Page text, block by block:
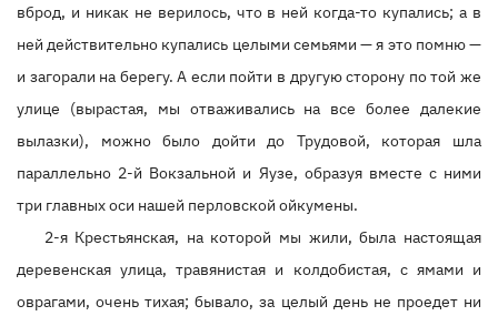
вброд, и никак не верилось, что в ней когда-то купались; а в
ней действительно купались целыми семьями — я это помню —
и загорали на берегу. А если пойти в другую сторону по той же
улице (вырастая, мы отваживались на все более далекие
вылазки), можно было дойти до Трудовой, которая шла
параллельно 2-й Вокзальной и Яузе, образуя вместе с ними
три главных оси нашей перловской ойкумены.
2-я Крестьянская, на которой мы жили, была настоящая
деревенская улица, травянистая и колдобистая, с ямами и
оврагами, очень тихая; бывало, за целый день не проедет ни